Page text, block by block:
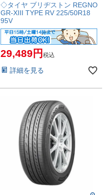
◇タイヤ ブリヂストン REGNO
GR-XIII TYPE RV 225/50R18
95V
29,489 税込
詳細を見る